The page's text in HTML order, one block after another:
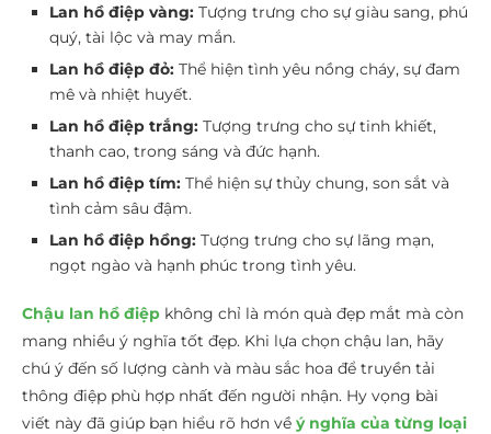
Lan hồ điệp vàng: Tượng trưng cho sự giàu sang, phú
quý, tài lộc và may mắn.
Lan hồ điệp đỏ: Thể hiện tình yêu nồng cháy, sự đam
mê và nhiệt huyết.
Lan hồ điệp trắng: Tượng trưng cho sự tinh khiết,
thanh cao, trong sáng và đức hạnh.
Lan hồ điệp tím: Thể hiện sự thủy chung, son sắt và
tình cảm sâu đậm.
Lan hồ điệp hồng: Tượng trưng cho sự lãng mạn,
ngọt ngào và hạnh phúc trong tình yêu.
Chậu lan hồ điệp không chỉ là món quà đẹp mắt mà còn
mang nhiều ý nghĩa tốt đẹp. Khi lựa chọn chậu lan, hãy
chú ý đến số lượng cành và màu sắc hoa để truyền tải
thông điệp phù hợp nhất đến người nhận. Hy vọng bài
viết này đã giúp bạn hiểu rõ hơn về ý nghĩa của từng loại